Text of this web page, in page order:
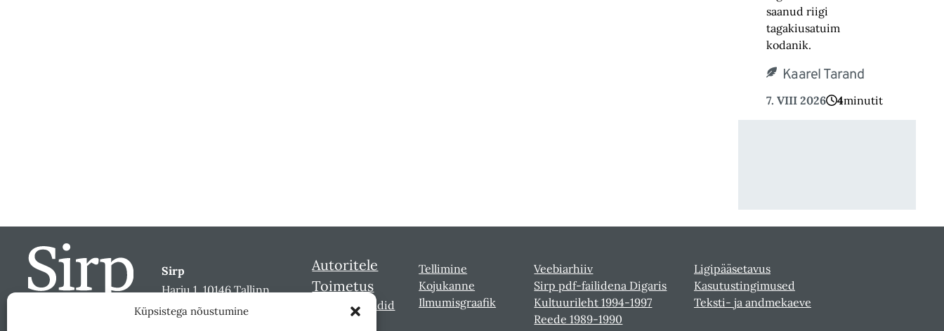
Küpsistega nõustumine
saanud riigi
tagakiusatuim
kodanik.
Kaarel Tarand
7. VIII 2026 4minutit
Sirp
Harju 1, 10146 Tallinn
sirp@sirp.ee
Autoritele
Toimetus
Sirbi laureaadid
Tellimine
Kojukanne
Ilmumisgraafik
Veebiarhiiv
Sirp pdf-failidena Digaris
Kultuurileht 1994-1997
Reede 1989-1990
Ligipääsetavus
Kasutustingimused
Teksti- ja andmekaeve